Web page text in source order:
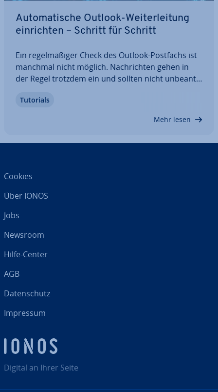
Au­to­ma­ti­sche Outlook-Wei­ter­lei­tung
ein­rich­ten – Schritt für Schritt
Ein re­gel­mä­ßi­ger Check des Outlook-Postfachs ist
manchmal nicht möglich. Nach­rich­ten gehen in
der Regel trotzdem ein und sollten nicht un­be­ant­
den Absender über Ihre Ab­we­sen­heit – doch was,
Tutorials
Mehr lesen
Digital an Ihrer Seite
Cookies
Über IONOS
Jobs
Newsroom
Hilfe-Center
AGB
Da­ten­schutz
Impressum